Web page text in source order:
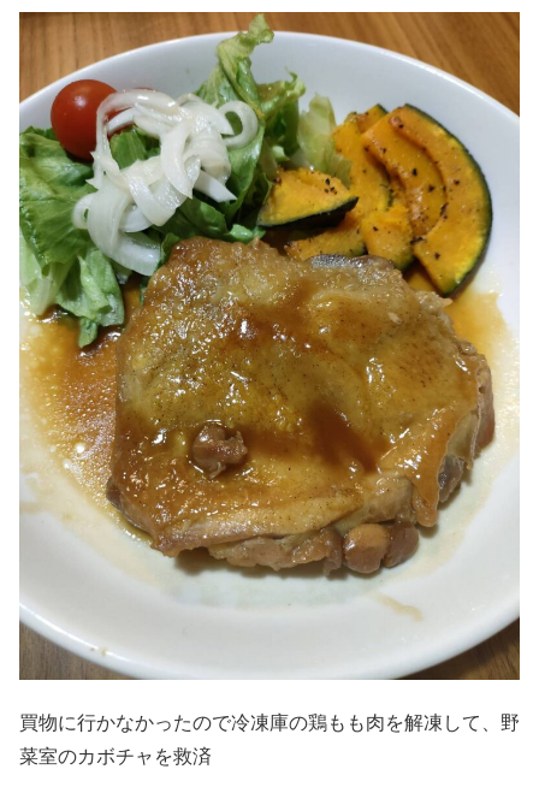
買物に行かなかったので冷凍庫の鶏もも肉を解凍して、野
菜室のカボチャを救済